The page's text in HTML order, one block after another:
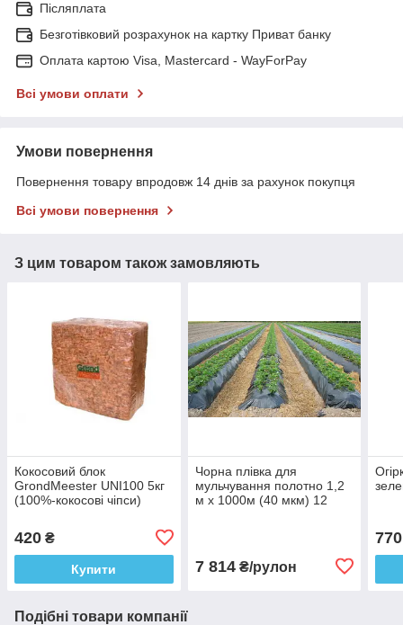
Післяплата
Безготівковий розрахунок на картку Приват банку
Оплата картою Visa, Mastercard - WayForPay
Всі умови оплати
Умови повернення
Повернення товару впродовж 14 днів за рахунок покупця
Всі умови повернення
З цим товаром також замовляють
Кокосовий блок
GrondMeester UNI100 5кг
(100%-кокосові чіпси)
420 ₴
Купити
Чорна плівка для
мульчування полотно 1,2
м х 1000м (40 мкм) 12
7 814₴/рулон
770
Подібні товари компанії